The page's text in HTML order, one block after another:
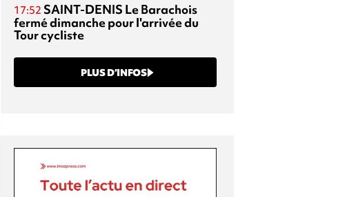
17:52 SAINT-DENIS Le Barachois
fermé dimanche pour l'arrivée du
Tour cycliste
PLUS D’INFOS